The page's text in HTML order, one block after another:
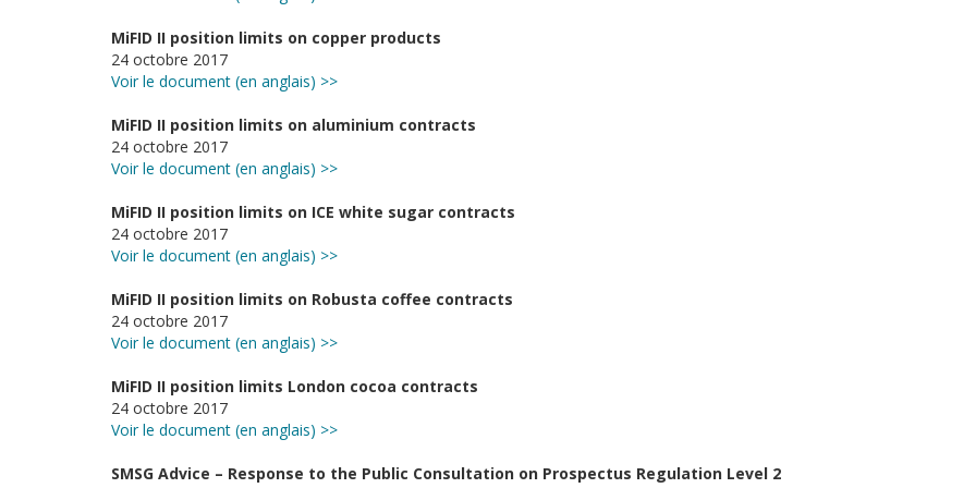
MiFID II position limits on copper products
24 octobre 2017
Voir le document (en anglais) >>
MiFID II position limits on aluminium contracts
24 octobre 2017
Voir le document (en anglais) >>
MiFID II position limits on ICE white sugar contracts
24 octobre 2017
Voir le document (en anglais) >>
MiFID II position limits on Robusta coffee contracts
24 octobre 2017
Voir le document (en anglais) >>
MiFID II position limits London cocoa contracts
24 octobre 2017
Voir le document (en anglais) >>
SMSG Advice – Response to the Public Consultation on Prospectus Regulation Level 2